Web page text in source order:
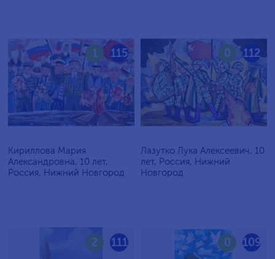
115
1
Кириллова Мария
Александровна, 10 лет,
Россия, Нижний Новгород
112
0
Лазутко Лука Алексеевич, 10
лет, Россия, Нижний
Новгород
111
2 109
0